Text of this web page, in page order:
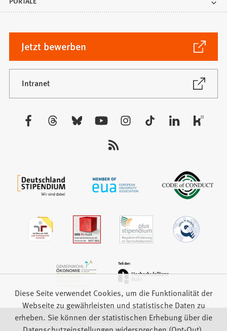
Jetzt bewerben
(Öffnet
in
einem
neuen
Tab)
Intranet
(Öffnet
neuen
Besuchen
Impressum Datenschutz Barrierefreiheit
Diese Seite verwendet Cookies, um die Funktionalität der
Webseite zu gewährleisten und statistische Daten zu
erheben. Sie können der statistischen Erhebung über die